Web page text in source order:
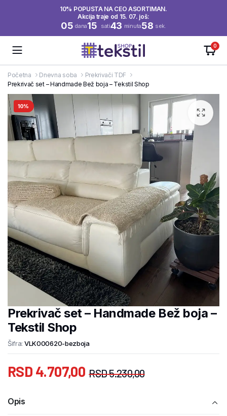
10% POPUSTA NA CEO ASORTIMAN.
Akcija traje od 15. 07. još:
05 dana15 sati43 minuta58 sek.
0
Početna Dnevna soba
Prekrivači TDF
Prekrivač set – Handmade Bež boja – Tekstil Shop
10%
Prekrivač set – Handmade Bež boja –
Tekstil Shop
Šifra: VLK000620-bezboja
RSD5.230,00
RSD 4.707,00
Opis